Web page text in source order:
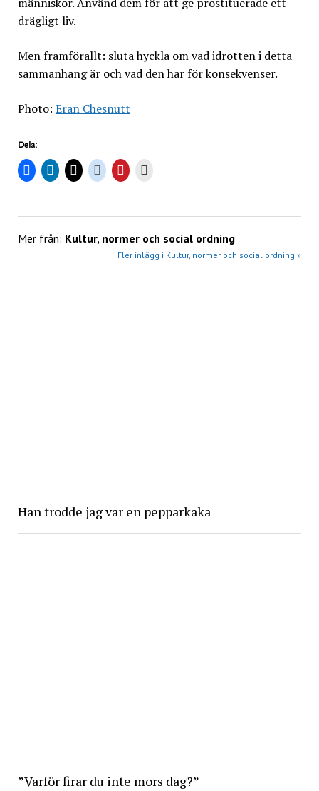
drägligt liv.
Men framförallt: sluta hyckla om vad idrotten i detta
sammanhang är och vad den har för konsekvenser.
Photo: Eran Chesnutt
Dela:
Mer från: Kultur, normer och social ordning
Fler inlägg i Kultur, normer och social ordning »
Han trodde jag var en pepparkaka
”Varför firar du inte mors dag?”